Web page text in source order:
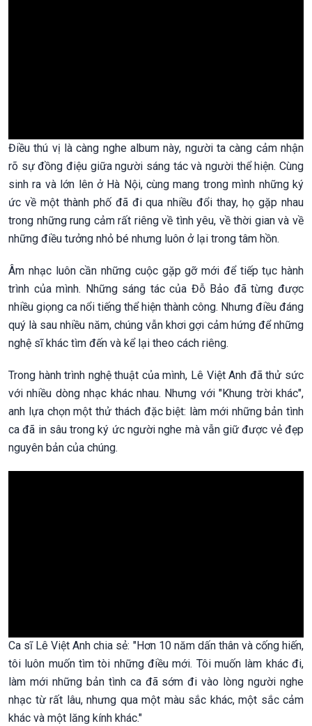
Điều thú vị là càng nghe album này, người ta càng cảm nhận
rõ sự đồng điệu giữa người sáng tác và người thể hiện. Cùng
sinh ra và lớn lên ở Hà Nội, cùng mang trong mình những ký
ức về một thành phố đã đi qua nhiều đổi thay, họ gặp nhau
trong những rung cảm rất riêng về tình yêu, về thời gian và về
những điều tưởng nhỏ bé nhưng luôn ở lại trong tâm hồn.
Âm nhạc luôn cần những cuộc gặp gỡ mới để tiếp tục hành
trình của mình. Những sáng tác của Đỗ Bảo đã từng được
nhiều giọng ca nổi tiếng thể hiện thành công. Nhưng điều đáng
quý là sau nhiều năm, chúng vẫn khơi gợi cảm hứng để những
nghệ sĩ khác tìm đến và kể lại theo cách riêng.
Trong hành trình nghệ thuật của mình, Lê Việt Anh đã thử sức
với nhiều dòng nhạc khác nhau. Nhưng với "Khung trời khác",
anh lựa chọn một thử thách đặc biệt: làm mới những bản tình
ca đã in sâu trong ký ức người nghe mà vẫn giữ được vẻ đẹp
nguyên bản của chúng.
Ca sĩ Lê Việt Anh chia sẻ: "Hơn 10 năm dấn thân và cống hiến,
tôi luôn muốn tìm tòi những điều mới. Tôi muốn làm khác đi,
làm mới những bản tình ca đã sớm đi vào lòng người nghe
nhạc từ rất lâu, nhưng qua một màu sắc khác, một sắc cảm
khác và một lăng kính khác."